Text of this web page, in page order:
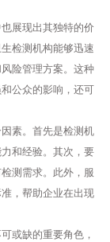
展现出其独特的价
检测机构能够迅速
险管理方案。这种
公众的影响，还可
素。首先是检测机
和经验。其次，要
测需求。此外，服
，帮助企业在出现
或缺的重要角色，